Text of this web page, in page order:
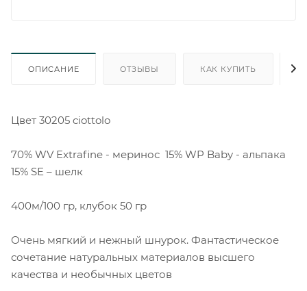
ОПИСАНИЕ ОТЗЫВЫ КАК КУПИТЬ
Цвет 30205 ciottolo
70% WV Extrafine - меринос 15% WP Baby - альпака
15% SE – шелк
400м/100 гр, клубок 50 гр
Очень мягкий и нежный шнурок. Фантастическое
сочетание натуральных материалов высшего
качества и необычных цветов